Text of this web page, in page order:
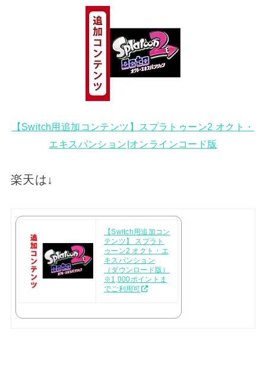
【Switch用追加コンテンツ】スプラトゥーン2 オクト・
エキスパンション|オンラインコード版
楽天は↓
【Switch用追加コン
テンツ】 スプラト
ゥーン2 オクト・エ
キスパンション
（ダウンロード版）
※1,000ポイントま
でご利用可